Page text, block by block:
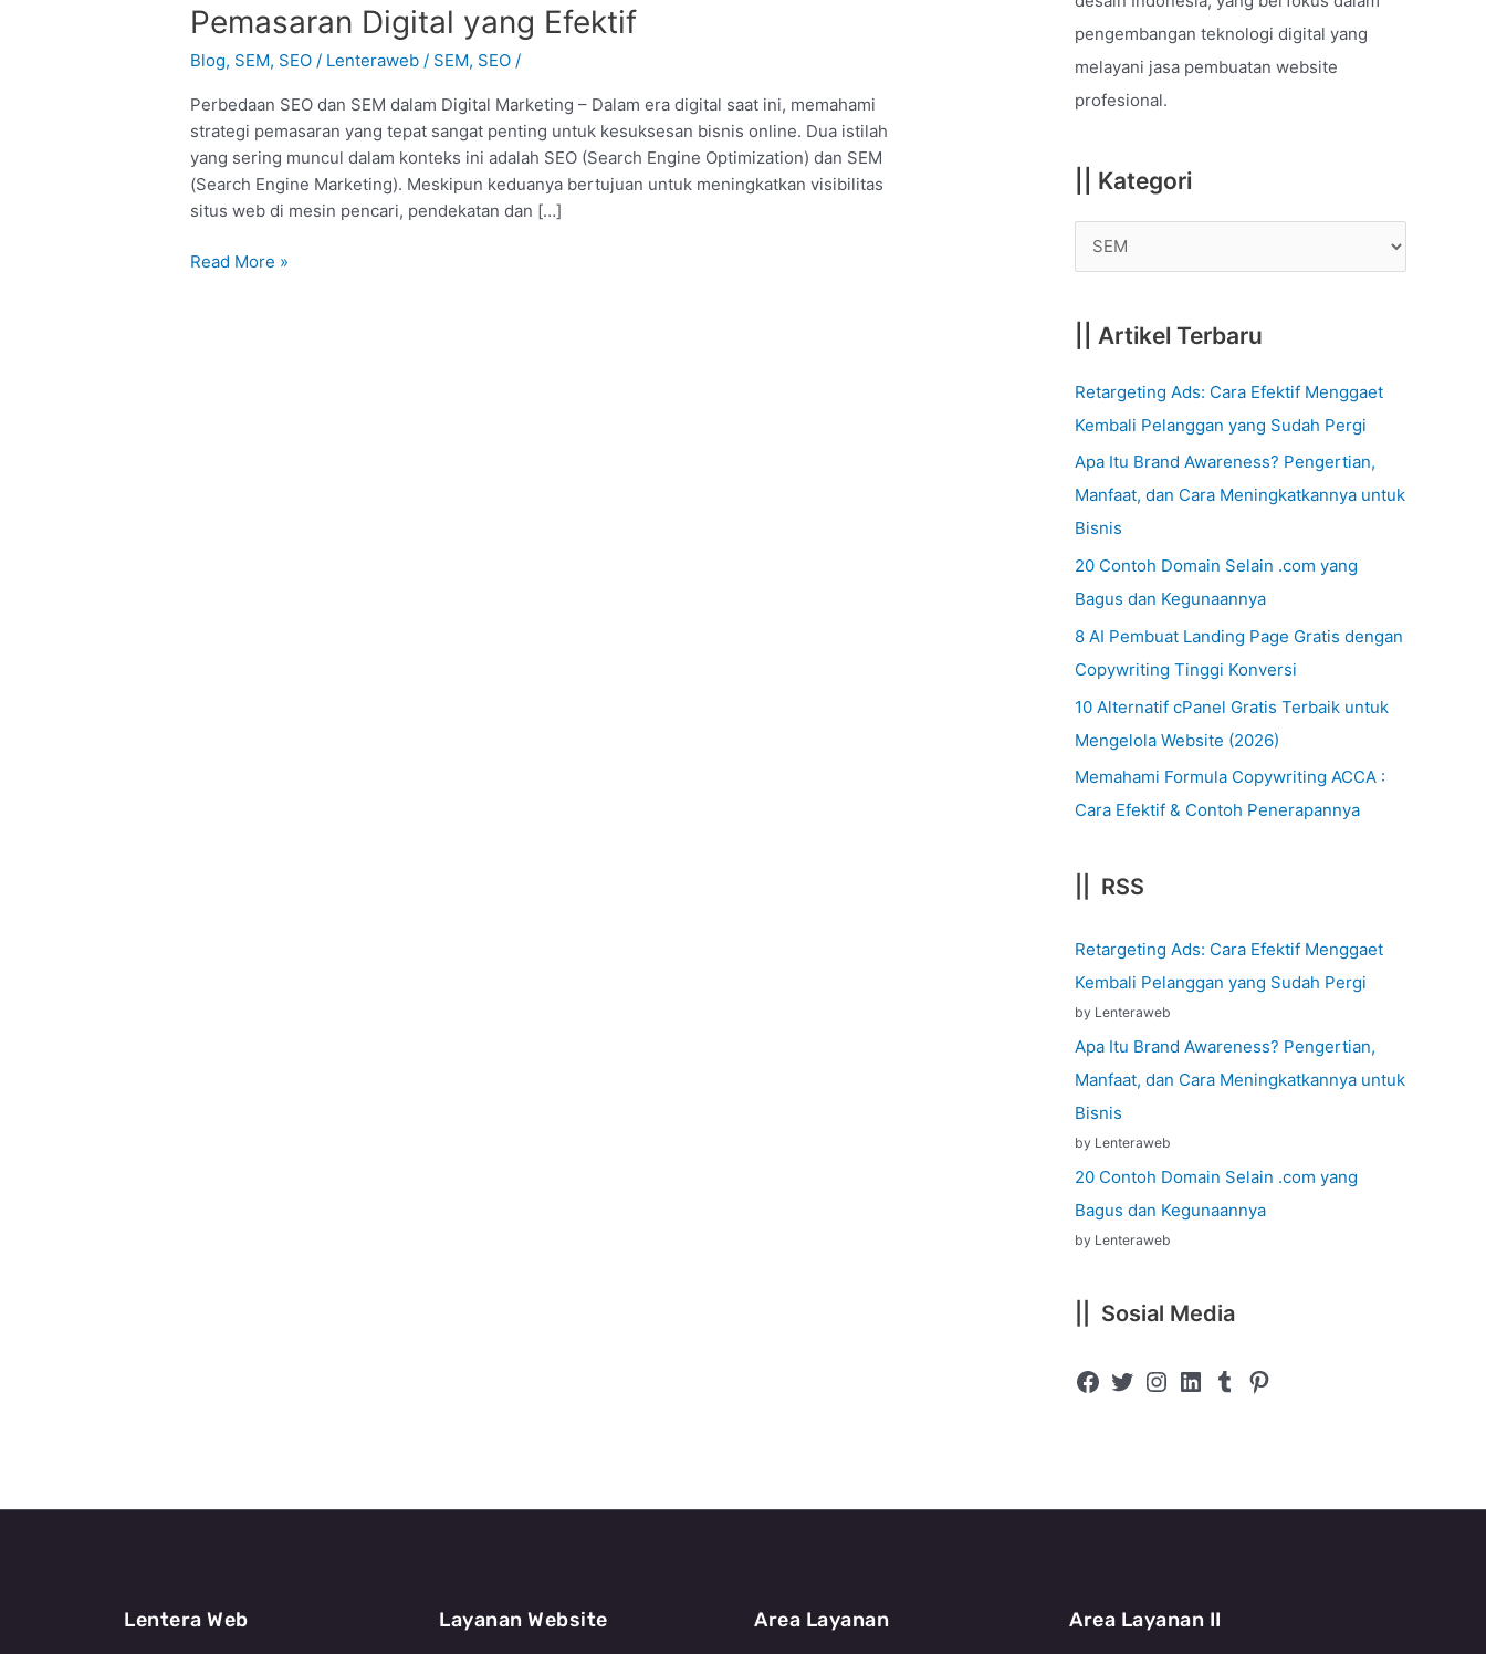
Pemasaran Digital yang Efektif
Blog, SEM, SEO / Lenteraweb/ SEM, SEO /
Perbedaan SEO dan SEM dalam Digital Marketing – Dalam era digital saat ini, memahami
strategi pemasaran yang tepat sangat penting untuk kesuksesan bisnis online. Dua istilah
yang sering muncul dalam konteks ini adalah SEO (Search Engine Optimization) dan SEM
(Search Engine Marketing). Meskipun keduanya bertujuan untuk meningkatkan visibilitas
situs web di mesin pencari, pendekatan dan […]
dan
SEM:
Strategi
Pemasaran
Digital
yang
Efektif
Read More »
o
r
:
pengembangan teknologi digital yang
melayani jasa pembuatan website
profesional.
|| Kategori
|| Artikel Terbaru
Retargeting Ads: Cara Efektif Menggaet
Kembali Pelanggan yang Sudah Pergi
Apa Itu Brand Awareness? Pengertian,
Manfaat, dan Cara Meningkatkannya untuk
Bisnis
20 Contoh Domain Selain .com yang
Bagus dan Kegunaannya
8 AI Pembuat Landing Page Gratis dengan
Copywriting Tinggi Konversi
10 Alternatif cPanel Gratis Terbaik untuk
Mengelola Website (2026)
Memahami Formula Copywriting ACCA :
Cara Efektif & Contoh Penerapannya
|| RSS
Retargeting Ads: Cara Efektif Menggaet
Kembali Pelanggan yang Sudah Pergi
by Lenteraweb
Apa Itu Brand Awareness? Pengertian,
Manfaat, dan Cara Meningkatkannya untuk
Bisnis
by Lenteraweb
20 Contoh Domain Selain .com yang
Bagus dan Kegunaannya
by Lenteraweb
|| Sosial Media
Lentera Web Layanan Website Area Layanan Area Layanan II